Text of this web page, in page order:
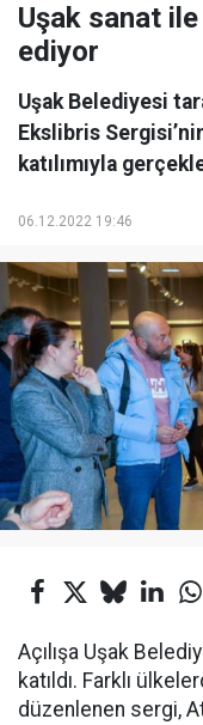
Uşak sanat
ediyor
Uşak Belediyesi
Ekslibris
katılımıyla
06.12.2022 19:46
Açılışa Uşak
katıldı. Farklı
düzenlenen sergi,